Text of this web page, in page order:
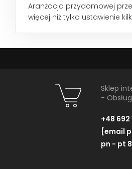
Aranżacja przydomowej
więcej niż tylko ustawienie
Sklep
-
+48 692
[email
pn - pt